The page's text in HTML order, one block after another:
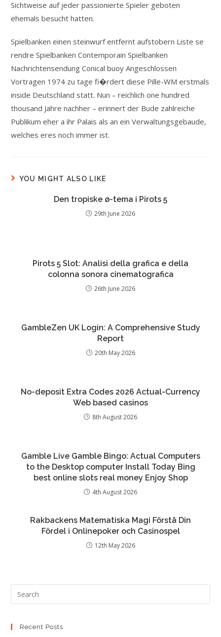
Sichtweise auf jeder passionierte Spieler geboten
ehemals besucht hatten.
Spielbanken einen steinwurf entfernt aufstobern Liste se
rendre Spielbanken Contemporain Spielbanken
Nachrichtensendung Conical buoy Angeschlossen
Vortragen 1974 zu tage fi�rdert diese Pille-WM erstmals
inside Deutschland statt. Nun – reichlich one hundred
thousand Jahre nachher – erinnert der Bude zahlreiche
Publikum eher a ihr Palais als an ein Verwaltungsgebaude,
welches eres noch immer ist.
YOU MIGHT ALSO LIKE
Den tropiske ø-tema i Pirots 5
29th June 2026
Pirots 5 Slot: Analisi della grafica e della
colonna sonora cinematografica
26th June 2026
GambleZen UK Login: A Comprehensive Study
Report
20th May 2026
No-deposit Extra Codes 2026 Actual-Currency
Web based casinos
8th August 2026
Gamble Live Gamble Bingo: Actual Computers
to the Desktop computer Install Today Bing
best online slots real money Enjoy Shop
4th August 2026
Rakbackens Matematiska Magi Förstå Din
Fördel i Onlinepoker och Casinospel
12th May 2026
Recent Posts